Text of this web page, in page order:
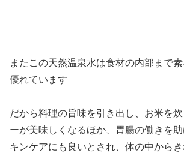
またこの天然温泉水は食材の内部まで
優れています
だから料理の旨味を引き出し、お米を
ーが美味しくなるほか、胃腸の働きを
キンケアにも良いとされ、体の中から